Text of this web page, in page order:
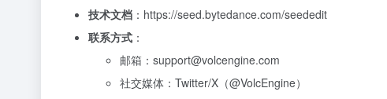
技术文档 ： https://seed.bytedance.com/seededit
联系方式 ：
邮箱： support@volcengine.com
社交媒体：Twitter/X（@VolcEngine）